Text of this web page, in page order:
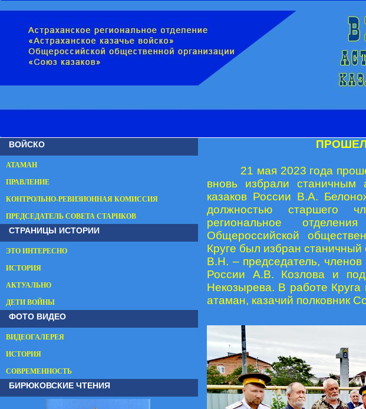
ВОЙСКО
АТАМАН
ПРАВЛЕНИЕ
КОНТРОЛЬНО-РЕВИЗИОННАЯ КОМИССИЯ
ПРЕДСЕДАТЕЛЬ СОВЕТА СТАРИКОВ
СТРАНИЦЫ ИСТОРИИ
ЭТО ИНТЕРЕСНО
ИСТОРИЯ
АКТУАЛЬНО
ДЕТИ ВОЙНЫ
ФОТО ВИДЕО
ВИДЕОГАЛЕРЕЯ
ИСТОРИЯ
СОВРЕМЕННОСТЬ
БИРЮКОВСКИЕ ЧТЕНИЯ
21 мая 2023 года
вновь избрали станичным
казаков России В.А.
должностью старшего
региональное
Общероссийской
Круге был избран станичный
В.Н. – председатель,
России А.В. Козлова и
Некозырева. В работе Круга
атаман, казачий полковник